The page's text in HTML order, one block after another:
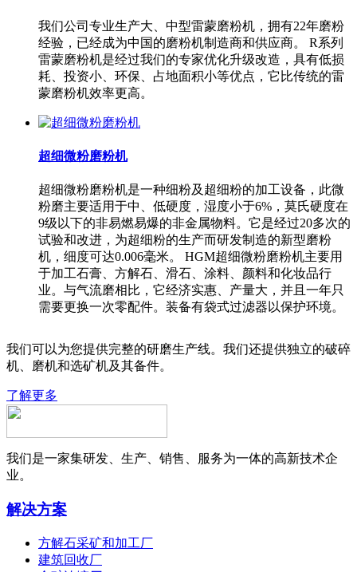
我们公司专业生产大、中型雷蒙磨粉机，拥有22年磨粉
经验，已经成为中国的磨粉机制造商和供应商。 R系列
雷蒙磨粉机是经过我们的专家优化升级改造，具有低损
耗、投资小、环保、占地面积小等优点，它比传统的雷
蒙磨粉机效率更高。
超细微粉磨粉机
超细微粉磨粉机是一种细粉及超细粉的加工设备，此微
粉磨主要适用于中、低硬度，湿度小于6%，莫氏硬度在
9级以下的非易燃易爆的非金属物料。它是经过20多次的
试验和改进，为超细粉的生产而研发制造的新型磨粉
机，细度可达0.006毫米。 HGM超细微粉磨粉机主要用
于加工石膏、方解石、滑石、涂料、颜料和化妆品行
业。与气流磨相比，它经济实惠、产量大，并且一年只
需要更换一次零配件。装备有袋式过滤器以保护环境。
我们可以为您提供完整的研磨生产线。我们还提供独立的破碎
机、磨机和选矿机及其备件。
了解更多
我们是一家集研发、生产、销售、服务为一体的高新技术企
业。
解决方案
方解石采矿和加工厂
建筑回收厂